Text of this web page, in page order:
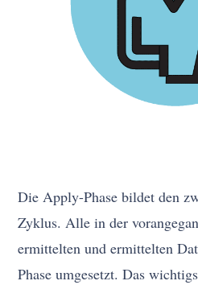
Die Apply-Phase bildet den
Zyklus. Alle in der
ermittelten und ermittelten
Phase umgesetzt. Das